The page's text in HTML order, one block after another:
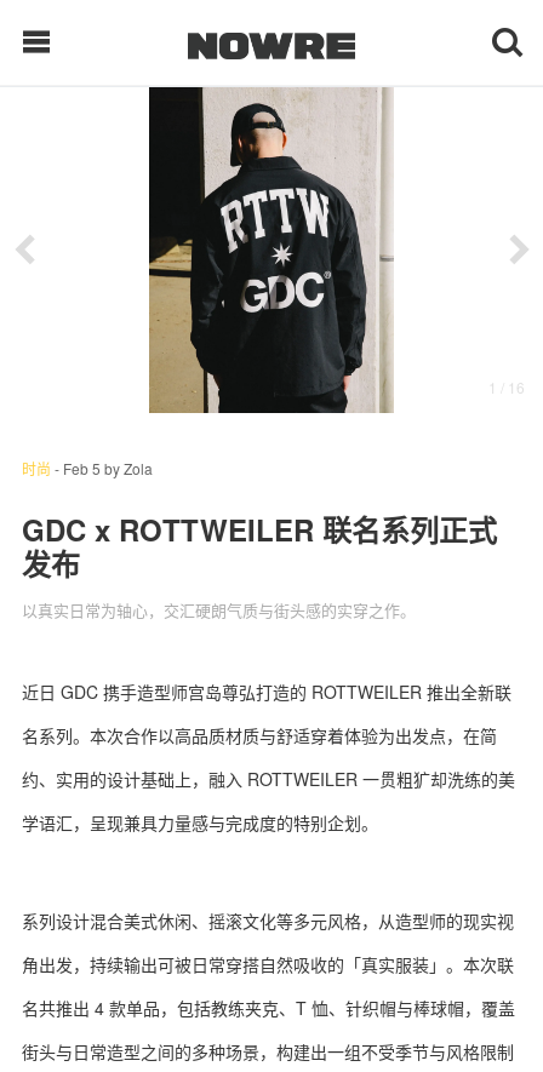
每日鲜榨
现客视点
每日栏目
球 鞋
科 技
1 / 16
时尚 - Feb 5 byZola
GDC x ROTTWEILER 联名系列正式
发布
以真实日常为轴心，交汇硬朗气质与街头感的实穿之作。
近日 GDC 携手造型师宫岛尊弘打造的 ROTTWEILER 推出全新联
名系列。本次合作以高品质材质与舒适穿着体验为出发点，在简
约、实用的设计基础上，融入 ROTTWEILER 一贯粗犷却洗练的美
学语汇，呈现兼具力量感与完成度的特别企划。
系列设计混合美式休闲、摇滚文化等多元风格，从造型师的现实视
角出发，持续输出可被日常穿搭自然吸收的「真实服装」。本次联
名共推出 4 款单品，包括教练夹克、T 恤、针织帽与棒球帽，覆盖
街头与日常造型之间的多种场景，构建出一组不受季节与风格限制